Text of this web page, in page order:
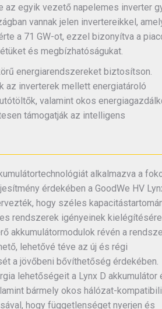
az egyik vezető napelemes inverter
vannak jelen invertereikkel,
a 71 GW-ot, ezzel bizonyítva a
és megbízhatóságukat.
energiarendszereket biztosítson.
az inverterek mellett energiatároló
valamint okos
támogatják az intelligens
alkalmazva a
érdekében a GoodWe HV
hogy széles
rendszerek igényeinek
akkumulátormodulok révén a
lehetővé téve az új és régi
a jövőbeni bővíthetőség érdekében.
lehetőségeit a Lynx D akkumulátor
bármely okos hálózat-
hogy függetlenséget nyerjen és